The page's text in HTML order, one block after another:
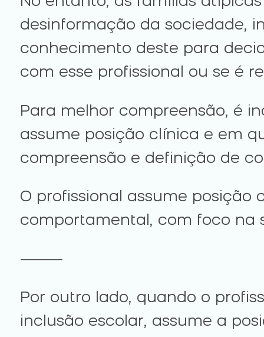
desinformação da sociedade,
conhecimento deste para
com esse profissional ou se é
Para melhor compreensão, é
assume posição clínica e em
compreensão e definição de
O profissional assume
comportamental, com foco na
⸻
Por outro lado, quando o
inclusão escolar, assume a